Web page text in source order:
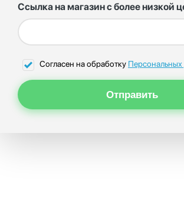
Ссылка на магазин с более низкой
Согласен на обработку
Отправить